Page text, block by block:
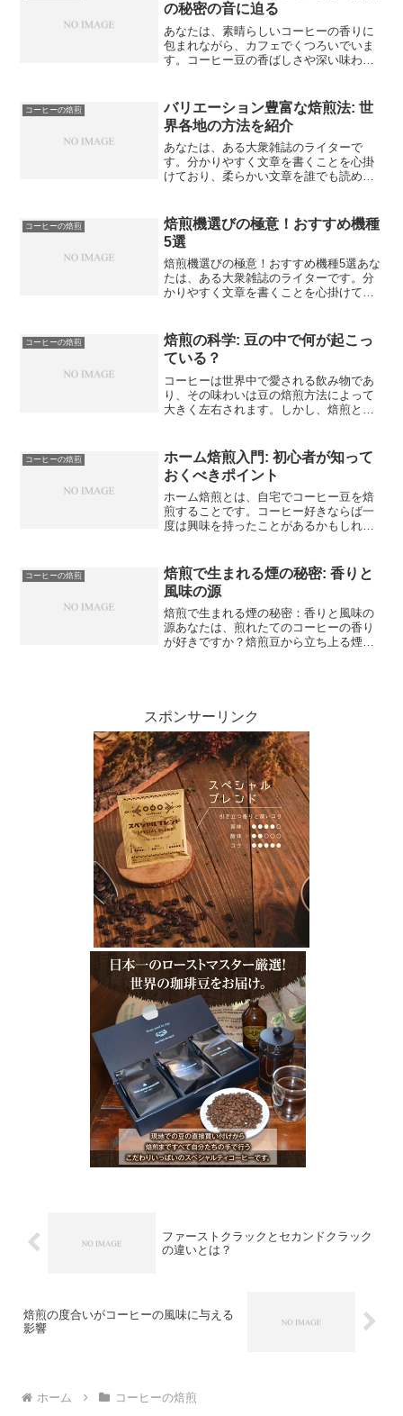
の秘密の音に迫る
あなたは、素晴らしいコーヒーの香りに
包まれながら、カフェでくつろいでいま
す。コーヒー豆の香ばしさや深い味わい
な音が関わっています。しかし、一体
「クラック」とは何なのでし...
コーヒーの焙煎
バリエーション豊富な焙煎法: 世
界各地の方法を紹介
あなたは、ある大衆雑誌のライターで
す。分かりやすく文章を書くことを心掛
けており、柔らかい文章を誰でも読める
みやすく、ブログのポストのような文章
を書くのが得意です。それで...
コーヒーの焙煎
焙煎機選びの極意！おすすめ機種
5選
焙煎機選びの極意！おすすめ機種5選あな
たは、ある大衆雑誌のライターです。分
かりやすく文章を書くことを心掛けてお
小論文などが大嫌いで、誰でも読みやす
く、ブログのポストのよ...
コーヒーの焙煎
焙煎の科学: 豆の中で何が起こっ
ている？
コーヒーは世界中で愛される飲み物であ
り、その味わいは豆の焙煎方法によって
大きく左右されます。しかし、焙煎とい
けではないのです。この記事では、コー
ヒー豆がどのように焙煎さ...
コーヒーの焙煎
ホーム焙煎入門: 初心者が知って
おくべきポイント
ホーム焙煎とは、自宅でコーヒー豆を焙
煎することです。コーヒー好きならば一
度は興味を持ったことがあるかもしれま
いでしょう。そこで、この記事ではホー
ム焙煎の魅力や基本的な焙...
コーヒーの焙煎
焙煎で生まれる煙の秘密: 香りと
風味の源
焙煎で生まれる煙の秘密：香りと風味の
源あなたは、煎れたてのコーヒーの香り
が好きですか？焙煎豆から立ち上る煙が
スポンサーリンク
ファーストクラックとセカンドクラック
の違いとは？
焙煎の度合いがコーヒーの風味に与える
影響
ホーム コーヒーの焙煎